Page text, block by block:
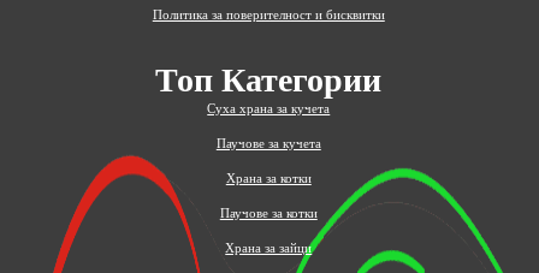
Политика за поверителност и бисквитки
Топ Категории
Суха храна за кучета
Паучове за кучета
Храна за котки
Паучове за котки
Храна за зайци